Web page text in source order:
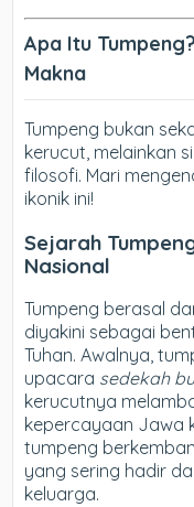
Apa Itu
Makna
Tumpeng bukan
kerucut, melainkan
filosofi. Mari
ikonik ini!
Sejarah
Nasional
Tumpeng berasal
diyakini sebagai
Tuhan. Awalnya,
upacara sedekah
kerucutnya
kepercayaan Jawa
tumpeng
yang sering hadir
keluarga.